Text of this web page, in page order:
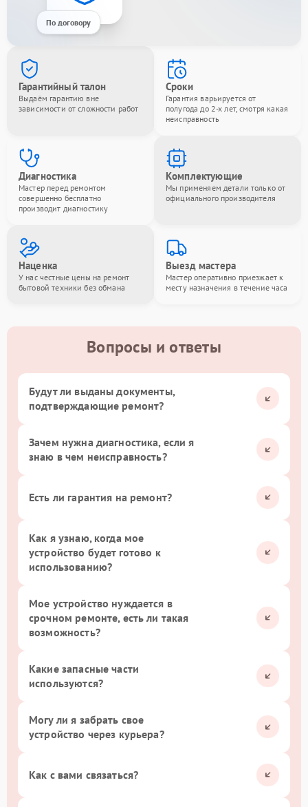
По договору
Гарантийный талон
Выдаём гарантию вне
зависимости от сложности работ
Сроки
Гарантия варьируется от
полугода до 2-х лет, смотря какая
неисправность
Диагностика
Мастер перед ремонтом
совершенно бесплатно
производит диагностику
Комплектующие
Мы применяем детали только от
официального производителя
Наценка
У нас честные цены на ремонт
бытовой техники без обмана
Выезд мастера
Мастер оперативно приезжает к
месту назначения в течение часа
Вопросы и ответы
Будут ли выданы документы,
подтверждающие ремонт?
Зачем нужна диагностика, если я
знаю в чем неисправность?
Есть ли гарантия на ремонт?
Как я узнаю, когда мое
устройство будет готово к
использованию?
Мое устройство нуждается в
срочном ремонте, есть ли такая
возможность?
Какие запасные части
используются?
Могу ли я забрать свое
устройство через курьера?
Как с вами связаться?